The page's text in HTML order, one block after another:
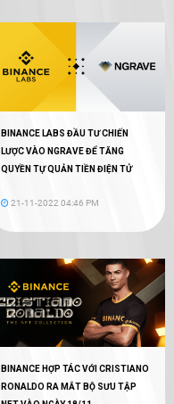
BINANCE LABS ĐẦU TƯ CHIẾN
LƯỢC VÀO NGRAVE ĐỂ TĂNG
QUYỀN TỰ QUẢN TIỀN ĐIỆN TỬ
21-11-2022 04:46 PM
BINANCE HỢP TÁC VỚI CRISTIANO
RONALDO RA MẮT BỘ SƯU TẬP